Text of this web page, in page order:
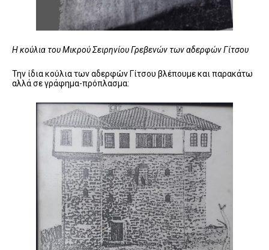
Η κούλια του Μικρού Σειρηνίου Γρεβενών των αδερφών Γίτσου
Την ίδια κούλια των αδερφών Γίτσου βλέπουμε και παρακάτω
αλλά σε γράφημα-πρόπλασμα: